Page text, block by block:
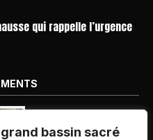
bassin sacré
qui rappelle l’urgence